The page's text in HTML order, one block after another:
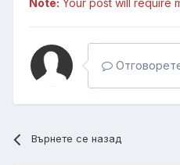
Note: Your post will require
Върнете се назад